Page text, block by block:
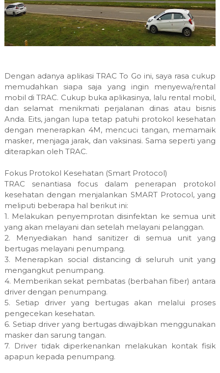
Dengan adanya aplikasi TRAC To Go ini, saya rasa cukup
memudahkan siapa saja yang ingin menyewa/rental
mobil di TRAC. Cukup buka aplikasinya, lalu rental mobil,
dan selamat menikmati perjalanan dinas atau bisnis
Anda. Eits, jangan lupa tetap patuhi protokol kesehatan
dengan menerapkan 4M, mencuci tangan, memamaik
masker, menjaga jarak, dan vaksinasi. Sama seperti yang
diterapkan oleh TRAC.
Fokus Protokol Kesehatan (Smart Protocol)
TRAC senantiasa focus dalam penerapan protokol
kesehatan dengan menjalankan SMART Protocol, yang
meliputi beberapa hal berikut ini:
1. Melakukan penyemprotan disinfektan ke semua unit
yang akan melayani dan setelah melayani pelanggan.
2. Menyediakan hand sanitizer di semua unit yang
bertugas melayani penumpang.
3. Menerapkan social distancing di seluruh unit yang
mengangkut penumpang.
4. Memberikan sekat pembatas (berbahan fiber) antara
driver dengan penumpang.
5. Setiap driver yang bertugas akan melalui proses
pengecekan kesehatan.
6. Setiap driver yang bertugas diwajibkan menggunakan
masker dan sarung tangan.
7. Driver tidak diperkenankan melakukan kontak fisik
apapun kepada penumpang.